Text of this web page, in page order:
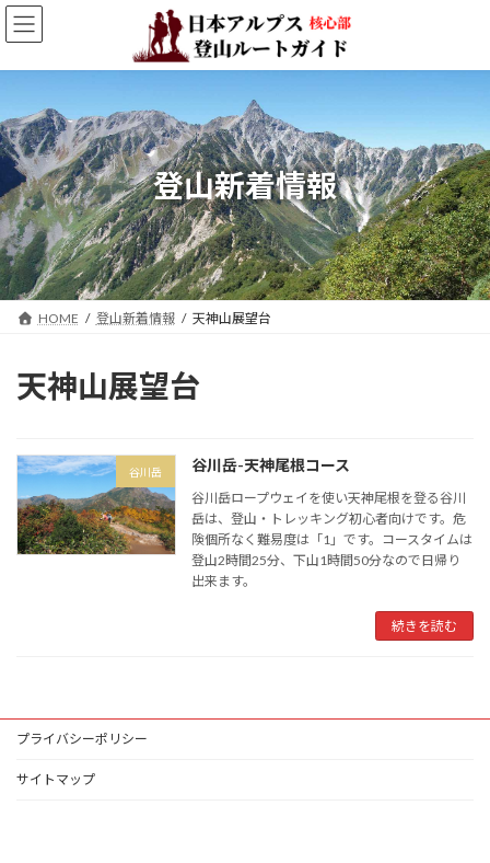
コ
ン
ン
へ
ス
キ
ッ
プ
ナ
ビ
ー
ョ
ン
に
移
動
登山新着情報
HOME 登山新着情報 天神山展望台
天神山展望台
谷川岳 谷川岳-天神尾根コース
谷川岳ロープウェイを使い天神尾根を登る谷川
岳は、登山・トレッキング初心者向けです。危
険個所なく難易度は「1」です。コースタイムは
登山2時間25分、下山1時間50分なので日帰り
出来ます。
続きを読む
プライバシーポリシー
サイトマップ